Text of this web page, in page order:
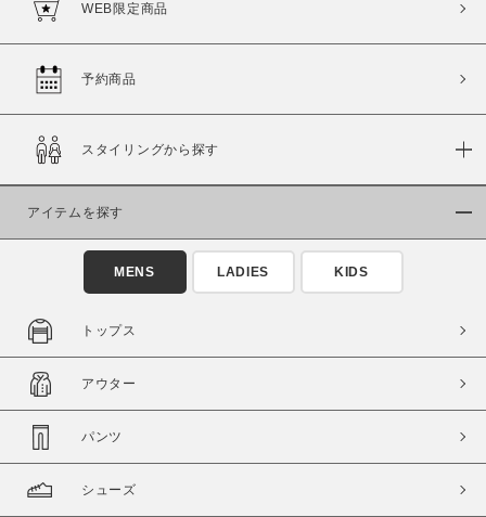
商品タイプ
通常商品
セール価格 WEB限定
在庫
在庫あり
WEB限定商品
予約商品
スタイリングから探す
アイテムを探す
MENS LADIES KIDS
トップス
アウター
パンツ
シューズ